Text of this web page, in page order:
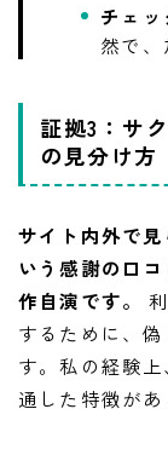
チェ
然で、
証拠3：サ
の見分け方
サイト内外で
いう感謝の口
作自演です。
するために、
す。私の経験
通した特徴があ